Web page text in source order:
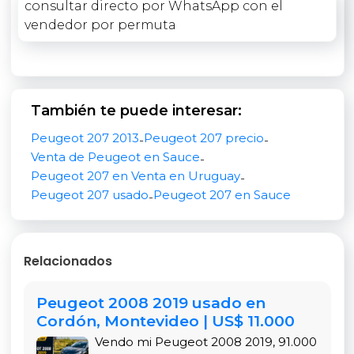
complicaciones. Una excelente oportunidad para
adquirir un Peugeot en tu zona.
PEUGEOT 207
El corazón de este Peugeot 207 es su motor de
litros a nafta, con75 caballos de fuerza
propulsor es sinónimo deeficienciaybajo
consumo de combustible, ideal para el uso diario
en ciudad. Su potencia es ágil y dinámica,
comparable a los240 caballos de fuerzaen su
categoría, ofreciendo una respuesta enérgica. La
experiencia de manejo placentera.
permite una conducción ágil y fácil de maniobrar,
perfecto para el tráfico urbano y estacionar. Si
buscás un auto eficiente y con un manejo
consultar directo por WhatsApp con el
vendedor por permuta
También te puede interesar:
Peugeot 207 2013-Peugeot 207 precio-
Venta de Peugeot en Sauce-
Peugeot 207 en Venta en Uruguay-
Peugeot 207 usado-Peugeot 207 en Sauce
Relacionados
Peugeot 2008 2019 usado en
Cordón, Montevideo | US$ 11.000
Vendo mi Peugeot 2008 2019, 91.000